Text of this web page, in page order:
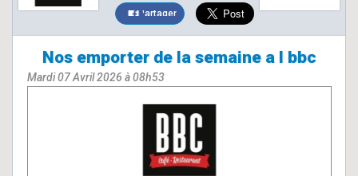
Partager
Nos emporter de la semaine a l bbc
Mardi 07 Avril 2026 à 08h53